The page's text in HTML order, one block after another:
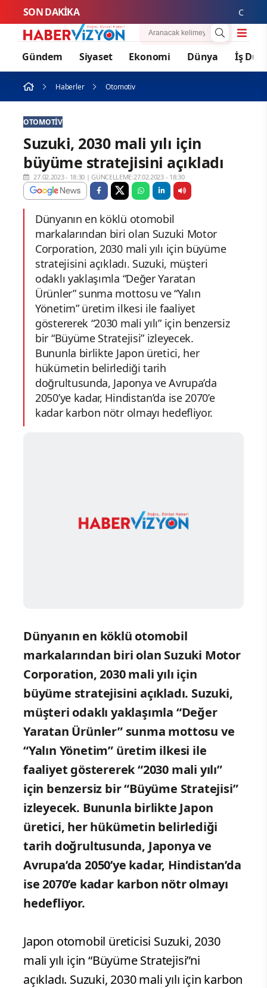
SON DAKİKA Cansever
Gündem Siyaset Ekonomi Dünya İş
Haberler Otomotiv
OTOMOTIV
Suzuki, 2030 mali yılı için
büyüme stratejisini açıkladı
27.02.2023 - 18:30 |GÜNCELLEME:27.02.2023 - 18:30
Dünyanın en köklü otomobil
markalarından biri olan Suzuki Motor
Corporation, 2030 mali yılı için büyüme
stratejisini açıkladı. Suzuki, müşteri
odaklı yaklaşımla “Değer Yaratan
Ürünler” sunma mottosu ve “Yalın
Yönetim” üretim ilkesi ile faaliyet
göstererek “2030 mali yılı” için benzersiz
bir “Büyüme Stratejisi” izleyecek.
Bununla birlikte Japon üretici, her
hükümetin belirlediği tarih
doğrultusunda, Japonya ve Avrupa’da
2050’ye kadar, Hindistan’da ise 2070’e
kadar karbon nötr olmayı hedefliyor.
Dünyanın en köklü otomobil
markalarından biri olan Suzuki Motor
Corporation, 2030 mali yılı için
büyüme stratejisini açıkladı. Suzuki,
müşteri odaklı yaklaşımla “Değer
Yaratan Ürünler” sunma mottosu ve
“Yalın Yönetim” üretim ilkesi ile
faaliyet göstererek “2030 mali yılı”
için benzersiz bir “Büyüme Stratejisi”
izleyecek. Bununla birlikte Japon
üretici, her hükümetin belirlediği
tarih doğrultusunda, Japonya ve
Avrupa’da 2050’ye kadar, Hindistan’da
ise 2070’e kadar karbon nötr olmayı
hedefliyor.
Japon otomobil üreticisi Suzuki, 2030
mali yılı için “Büyüme Stratejisi”ni
açıkladı. Suzuki, 2030 mali yılı için karbon